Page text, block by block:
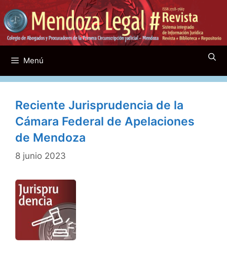
al
contenido
Menú
Reciente Jurisprudencia de la
Cámara Federal de Apelaciones
de Mendoza
8 junio 2023